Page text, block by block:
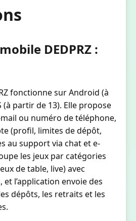
DEDPRZ :
fonctionne sur Android (à
(à partir de 13). Elle propose
ou numéro de téléphone,
(profil, limites de dépôt,
au support via chat et e-
les jeux par catégories
de table, live) avec
l’application envoie des
dépôts, les retraits et les